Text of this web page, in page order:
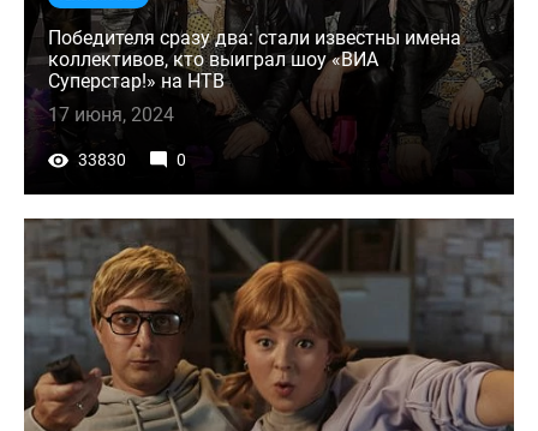
Победителя сразу два: стали известны имена
коллективов, кто выиграл шоу «ВИА
Суперстар!» на НТВ
17 июня, 2024
33830 0